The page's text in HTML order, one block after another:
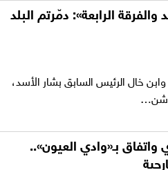
الرابعة»: دمّرتم البلد
خال الرئيس السابق بشار الأسد،
شن…
بـ«وادي العيون»..